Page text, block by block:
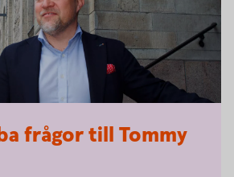
frågor till Tommy